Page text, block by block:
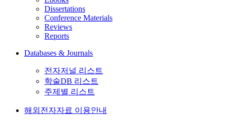
Dissertations
Conference Materials
Reviews
Reports
Databases & Journals
전자저널 리스트
학술DB 리스트
주제별 리스트
해외전자자료 이용안내